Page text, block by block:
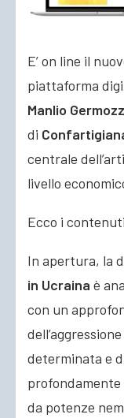
E’ on line il
piattaforma
Manlio
di
centrale
livello
Ecco i
In apertura, la
in Ucraina è
con un
determinata e
da potenze